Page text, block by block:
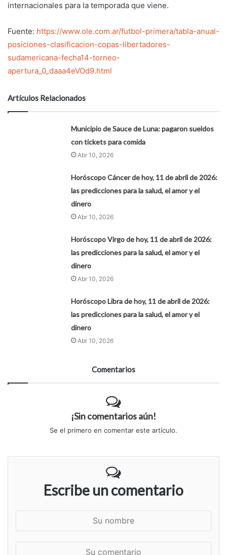
internacionales para la temporada que viene.
Fuente: https://www.ole.com.ar/futbol-primera/tabla-anual-
posiciones-clasificacion-copas-libertadores-
sudamericana-fecha14-torneo-
apertura_0_daaa4eVOd9.html
Artículos Relacionados
Municipio de Sauce de Luna: pagaron sueldos
con tickets para comida
Abr 10, 2026
Horóscopo Cáncer de hoy, 11 de abril de 2026:
las predicciones para la salud, el amor y el
dinero
Abr 10, 2026
Horóscopo Virgo de hoy, 11 de abril de 2026:
las predicciones para la salud, el amor y el
dinero
Abr 10, 2026
Horóscopo Libra de hoy, 11 de abril de 2026:
las predicciones para la salud, el amor y el
dinero
Abr 10, 2026
Comentarios
¡Sin comentarios aún!
Se el primero en comentar este artículo.
Escribe un comentario